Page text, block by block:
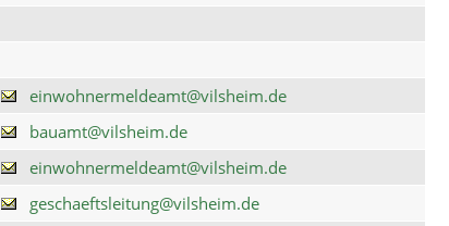
einwohnermeldeamt@vilsheim.de
bauamt@vilsheim.de
einwohnermeldeamt@vilsheim.de
geschaeftsleitung@vilsheim.de